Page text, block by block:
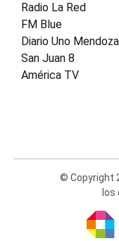
Radio La Red
FM Blue
Diario Uno Mendoza
San Juan 8
América TV
© Copyright
los